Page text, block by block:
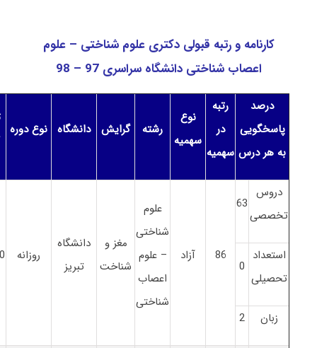
کارنامه و رتبه قبولی دکتری علوم شناختی – علوم
اعصاب شناختی دانشگاه سراسری 97 – 98
درصد
پاسخگویی
به هر درس
رتبه
در
سهمیه
نوع
سهمیه
رشته گرایش دانشگاه نوع دوره
دروس
تخصصی
63
86 آزاد
علوم
شناختی
– علوم
اعصاب
شناختی
مغز و
شناخت
دانشگاه
تبریز
روزانه
استعداد
تحصیلی
0
زبان 2